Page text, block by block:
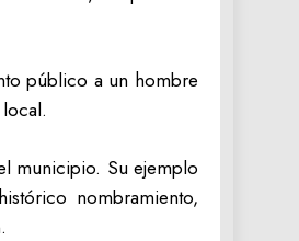
público a un hombre
municipio. Su ejemplo
nombramiento,